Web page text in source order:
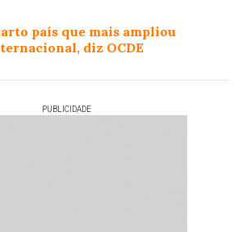
país que mais ampliou
diz OCDE
PUBLICIDADE